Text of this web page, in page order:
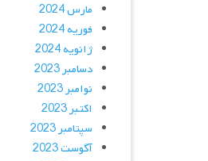
مارس 2024
فوریه 2024
ژانویه 2024
دسامبر 2023
نوامبر 2023
اکتبر 2023
سپتامبر 2023
آگوست 2023